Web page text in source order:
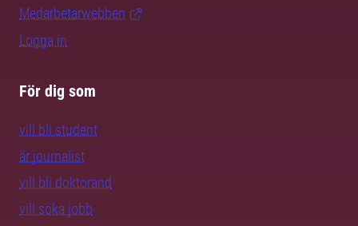
Medarbetarwebben
Logga in
För dig som
vill bli student
är journalist
vill bli doktorand
vill söka jobb